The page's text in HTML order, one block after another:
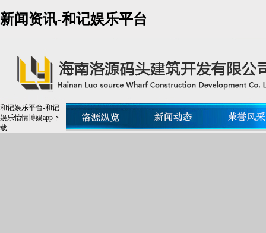
新闻资讯-和记娱乐平台
和记娱乐平台-和记
娱乐怡情博娱app下
载